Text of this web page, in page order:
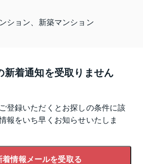
ション、新築マンション
新着通知を受取りません
登録いただくとお探しの条件に該
報をいち早くお知らせいたしま
着情報メールを受取る